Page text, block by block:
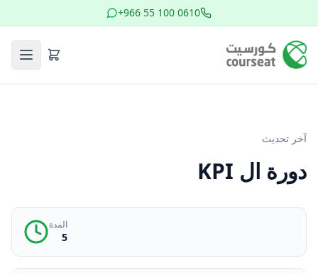
+966 55 100 0610
آخر تحديث
دورة ال KPI
المدة
5